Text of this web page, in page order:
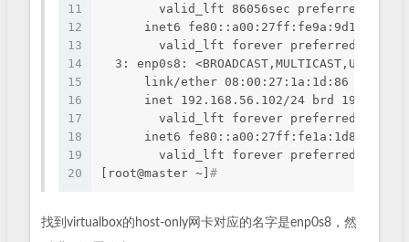
11
12
13
14
15
16
17
18
19
20
valid_lft 86056sec preferred_lft
inet6 fe80::a00:27ff:fe9a:9d14/64
valid_lft forever preferred_lft
3: enp0s8:
link/ether 08:00:27:1a:1d:86 brd
inet 192.168.56.102/24 brd
valid_lft forever preferred_lft
inet6 fe80::a00:27ff:fe1a:1d86/64
valid_lft forever preferred_lft
[root@master ~] #
找到virtualbox的host-only网卡对应的名字是enp0s8，然